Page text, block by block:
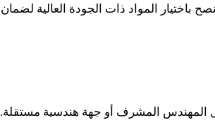
باختيار المواد ذات الجودة العالية لضمان
المهندس المشرف أو جهة هندسية مستقلة.